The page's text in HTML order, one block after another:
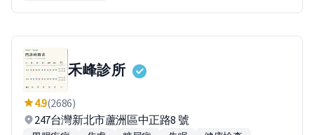
禾峰診所
4.9(2686)
247台灣新北市蘆洲區中正路8 號